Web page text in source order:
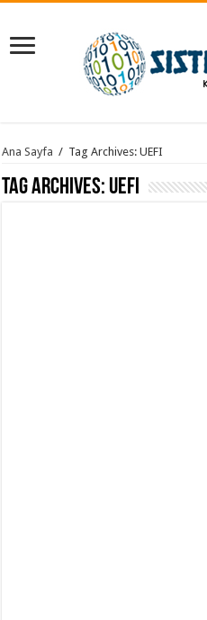
Ana Sayfa / Tag Archives: UEFI
Tag Archives: UEFI